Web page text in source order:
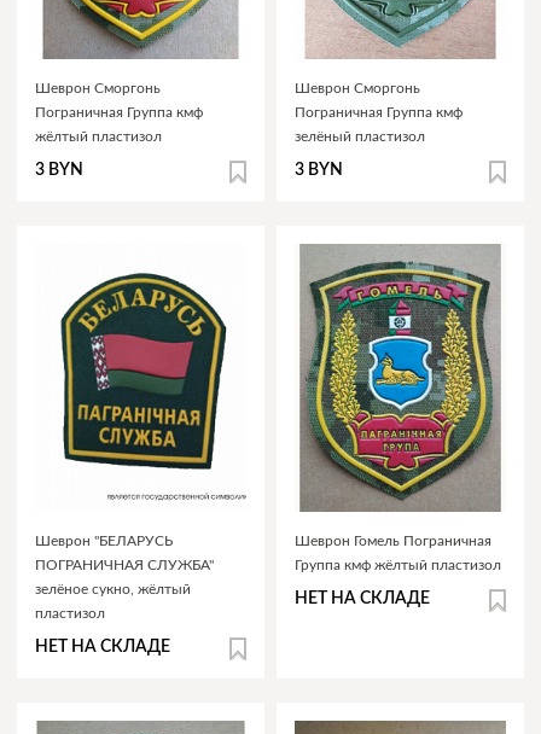
Шеврон Сморгонь
Пограничная Группа кмф
жёлтый пластизол
3 BYN
Шеврон Сморгонь
Пограничная Группа кмф
зелёный пластизол
3 BYN
Шеврон "БЕЛАРУСЬ
ПОГРАНИЧНАЯ СЛУЖБА"
зелёное сукно, жёлтый
пластизол
НЕТ НА СКЛАДЕ
Шеврон Гомель Пограничная
Группа кмф жёлтый пластизол
НЕТ НА СКЛАДЕ